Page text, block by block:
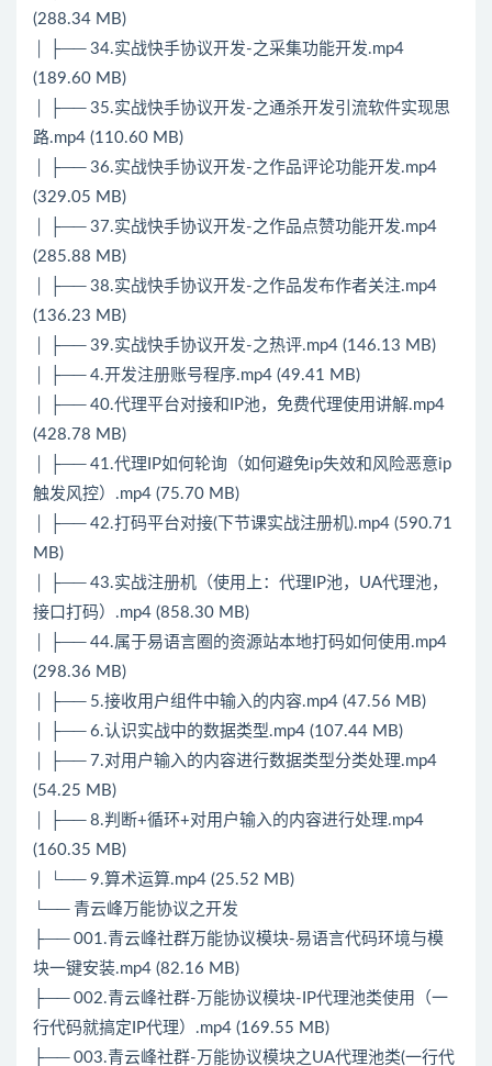
(288.34 MB)
│ ├── 34.实战快手协议开发-之采集功能开发.mp4
(189.60 MB)
│ ├── 35.实战快手协议开发-之通杀开发引流软件实现思
路.mp4 (110.60 MB)
│ ├── 36.实战快手协议开发-之作品评论功能开发.mp4
(329.05 MB)
│ ├── 37.实战快手协议开发-之作品点赞功能开发.mp4
(285.88 MB)
│ ├── 38.实战快手协议开发-之作品发布作者关注.mp4
(136.23 MB)
│ ├── 39.实战快手协议开发-之热评.mp4 (146.13 MB)
│ ├── 4.开发注册账号程序.mp4 (49.41 MB)
│ ├── 40.代理平台对接和IP池，免费代理使用讲解.mp4
(428.78 MB)
│ ├── 41.代理IP如何轮询（如何避免ip失效和风险恶意ip
触发风控）.mp4 (75.70 MB)
│ ├── 42.打码平台对接(下节课实战注册机).mp4 (590.71
MB)
│ ├── 43.实战注册机（使用上：代理IP池，UA代理池，
接口打码）.mp4 (858.30 MB)
│ ├── 44.属于易语言圈的资源站本地打码如何使用.mp4
(298.36 MB)
│ ├── 5.接收用户组件中输入的内容.mp4 (47.56 MB)
│ ├── 6.认识实战中的数据类型.mp4 (107.44 MB)
│ ├── 7.对用户输入的内容进行数据类型分类处理.mp4
(54.25 MB)
│ ├── 8.判断+循环+对用户输入的内容进行处理.mp4
(160.35 MB)
│ └── 9.算术运算.mp4 (25.52 MB)
└── 青云峰万能协议之开发
├── 001.青云峰社群万能协议模块-易语言代码环境与模
块一键安装.mp4 (82.16 MB)
├── 002.青云峰社群-万能协议模块-IP代理池类使用（一
行代码就搞定IP代理）.mp4 (169.55 MB)
├── 003.青云峰社群-万能协议模块之UA代理池类(一行代